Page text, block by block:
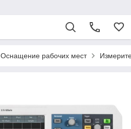
Оснащение рабочих мест